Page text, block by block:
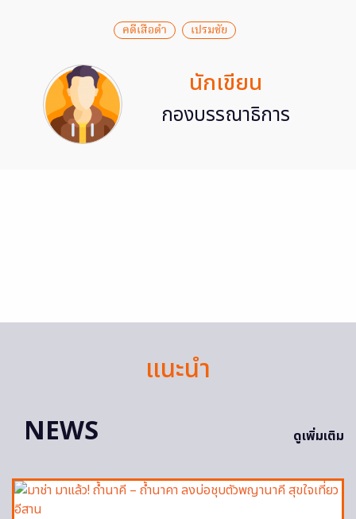
คดีเสือดำ เปรมชัย
นักเขียน
กองบรรณาธิการ
แนะนำ
NEWS
ดูเพิ่มเติม